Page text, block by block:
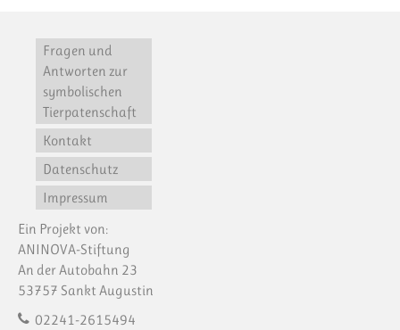
Fragen und
Antworten zur
symbolischen
Tierpatenschaft
Kontakt
Datenschutz
Impressum
Ein Projekt von:
ANINOVA-Stiftung
An der Autobahn 23
53757 Sankt Augustin
02241-2615494